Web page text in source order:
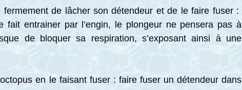
fermement de lâcher son détendeur et de le faire fuser :
entrainer par l’engin, le plongeur ne pensera pas à
de bloquer sa respiration, s’exposant ainsi à une
en le faisant fuser : faire fuser un détendeur dans